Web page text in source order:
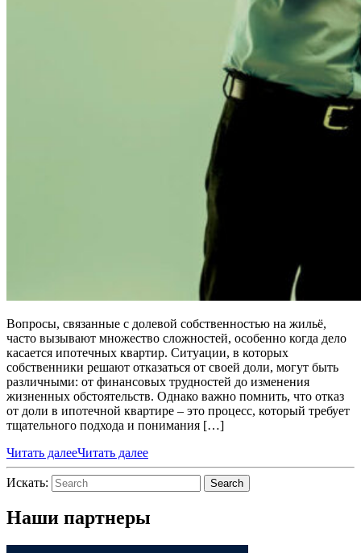
Вопросы, связанные с долевой собственностью на жильё,
часто вызывают множество сложностей, особенно когда дело
касается ипотечных квартир. Ситуации, в которых
собственники решают отказаться от своей доли, могут быть
различными: от финансовых трудностей до изменения
жизненных обстоятельств. Однако важно помнить, что отказ
от доли в ипотечной квартире – это процесс, который требует
тщательного подхода и понимания […]
Читать далееЧитать далее
Искать: Search
Наши партнеры